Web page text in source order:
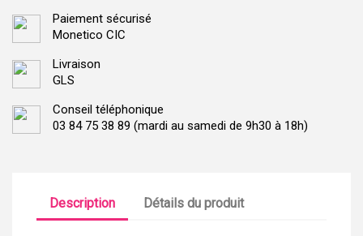
Paiement sécurisé
Monetico CIC
Livraison
GLS
Conseil téléphonique
03 84 75 38 89 (mardi au samedi de 9h30 à 18h)
Description Détails du produit